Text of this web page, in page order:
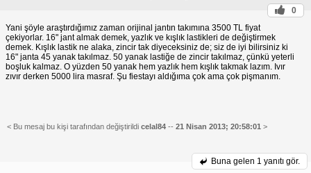
0
Yani şöyle araştırdığımız zaman orijinal jantın takımına 3500 TL fiyat
çekiyorlar. 16" jant almak demek, yazlık ve kışlık lastikleri de değiştirmek
demek. Kışlık lastik ne alaka, zincir tak diyeceksiniz de; siz de iyi bilirsiniz ki
16" janta 45 yanak takılmaz. 50 yanak lastiğe de zincir takılmaz, çünkü yeterli
boşluk kalmaz. O yüzden 50 yanak hem yazlık hem kışlık takmak lazım. Ivır
zıvır derken 5000 lira masraf. Şu fiestayı aldığıma çok ama çok pişmanım.
< Bu mesaj bu kişi tarafından değiştirildi celal84 -- 21 Nisan 2013; 20:58:01 >
Buna gelen 1 yanıtı gör.